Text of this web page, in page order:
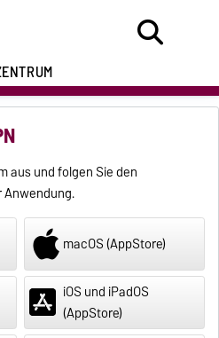
aus und folgen Sie den
macOS (AppStore)
iOS und iPadOS
(AppStore)